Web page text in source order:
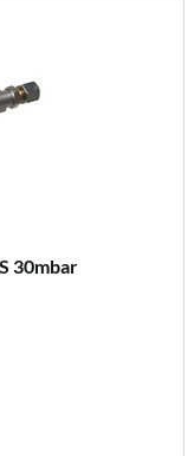
30mbar